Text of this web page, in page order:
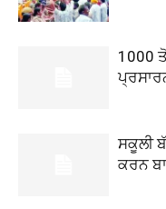
1000
ਸਕੂਲੀ
ਕਰਨ